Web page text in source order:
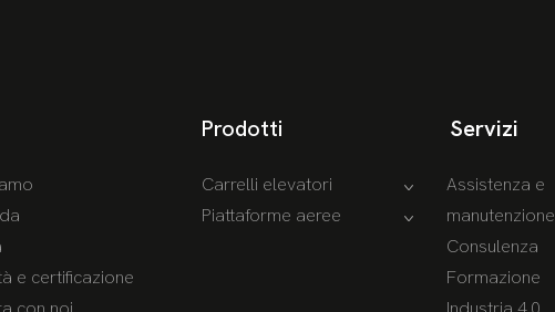
e certificazione
Prodotti
Carrelli elevatori
Piattaforme aeree
Servizi
Assistenza e
manutenzione
Consulenza
Formazione